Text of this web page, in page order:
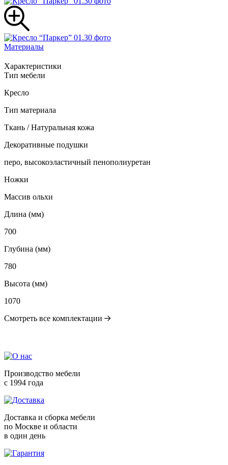
Материалы
Характеристики
Тип мебели
Кресло
Тип материала
Ткань / Натуральная кожа
Декоративные подушки
перо, высокоэластичный пенополиуретан
Ножки
Массив ольхи
Длина (мм)
700
Глубина (мм)
780
Высота (мм)
1070
Смотреть все комплектации
Производство мебели
с 1994 года
Доставка и сборка мебели
по Москве и области
в один день